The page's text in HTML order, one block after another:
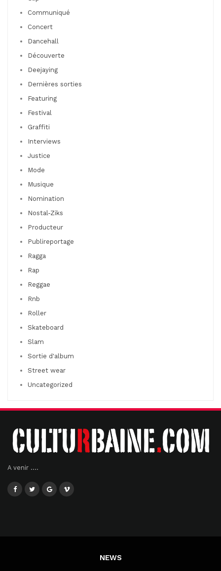
Communiqué
Concert
Dancehall
Découverte
Deejaying
Dernières sorties
Featuring
Festival
Graffiti
Interviews
Justice
Mode
Musique
Nomination
Nostal-Ziks
Producteur
Publireportage
Ragga
Rap
Reggae
Rnb
Roller
Skateboard
Slam
Sortie d'album
Street wear
Uncategorized
A venir ....
NEWS